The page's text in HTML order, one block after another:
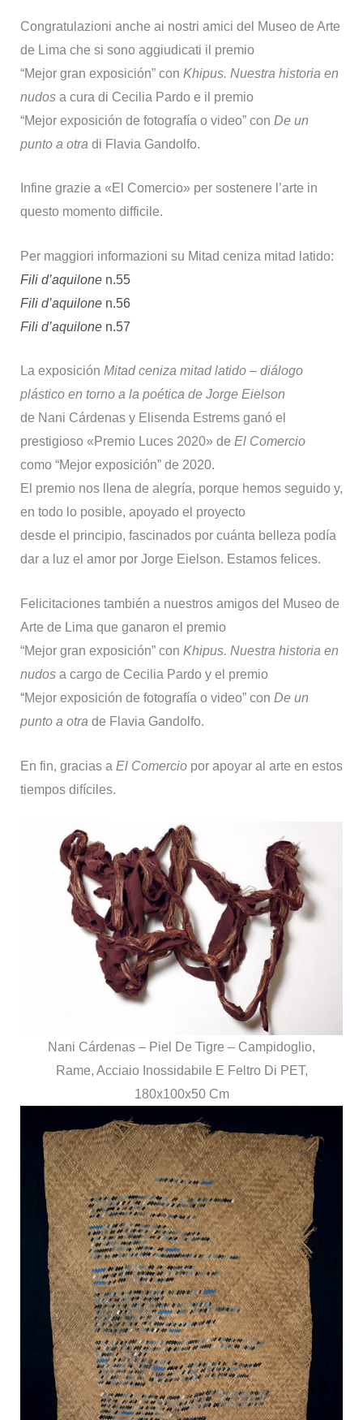
Congratulazioni anche ai nostri amici del Museo de Arte
de Lima che si sono aggiudicati il premio
“Mejor gran exposición” con Khipus. Nuestra historia en
nudosa cura di Cecilia Pardo e il premio
“Mejor exposición de fotografía o video” con De un
punto a otra di Flavia Gandolfo.
Infine grazie a «El Comercio» per sostenere l’arte in
questo momento difficile.
Per maggiori informazioni su Mitad ceniza mitad latido:
Fili d’aquilonen.55
Fili d’aquilonen.56
Fili d’aquilonen.57
La exposición Mitad ceniza mitad latido – diálogo
plástico en torno a la poética de Jorge Eielson
de Nani Cárdenas y Elisenda Estrems ganó el
prestigioso «Premio Luces 2020» de El Comercio
como “Mejor exposición” de 2020.
El premio nos llena de alegría, porque hemos seguido y,
en todo lo posible, apoyado el proyecto
desde el principio, fascinados por cuánta belleza podía
dar a luz el amor por Jorge Eielson. Estamos felices.
Felicitaciones también a nuestros amigos del Museo de
Arte de Lima que ganaron el premio
“Mejor gran exposición” con Khipus. Nuestra historia en
nudosa cargo de Cecilia Pardo y el premio
“Mejor exposición de fotografía o video” con De un
punto a otra de Flavia Gandolfo.
En fin, gracias a El Comerciopor apoyar al arte en estos
tiempos difíciles.
Nani Cárdenas – Piel De Tigre – Campidoglio,
Rame, Acciaio Inossidabile E Feltro Di PET,
180x100x50 Cm